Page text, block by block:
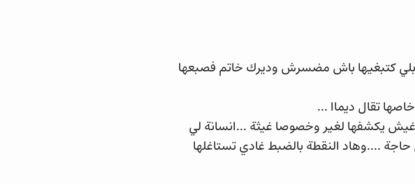
كتبغيها باش مضسرش وديرك خاتم فصبعها
تقال ديماا ...
يكشفها لغير وخصوصا غيثة ...انسانة لي
....وهاد النقطة بالضبط غادي تستاغلها